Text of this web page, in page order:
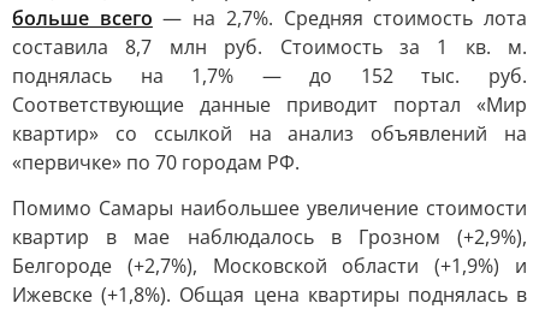
больше всего — на 2,7%. Средняя стоимость лота
составила 8,7 млн руб. Стоимость за 1 кв. м.
поднялась на 1,7% — до 152 тыс. руб.
Соответствующие данные приводит портал «Мир
квартир» со ссылкой на анализ объявлений на
«первичке» по 70 городам РФ.
Помимо Самары наибольшее увеличение стоимости
квартир в мае наблюдалось в Грозном (+2,9%),
Белгороде (+2,7%), Московской области (+1,9%) и
Ижевске (+1,8%). Общая цена квартиры поднялась в